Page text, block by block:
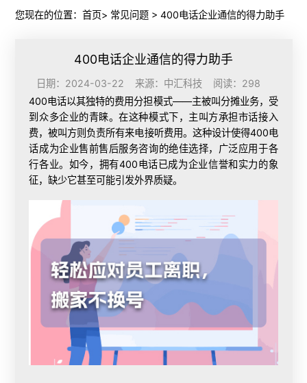
您现在的位置： 首页> 常见问题> 400电话企业通信的得力助手
400电话企业通信的得力助手
日期：2024-03-22 来源：中汇科技 阅读：298
400电话以其独特的费用分担模式——主被叫分摊业务，受
到众多企业的青睐。在这种模式下，主叫方承担市话接入
费，被叫方则负责所有来电接听费用。这种设计使得400电
话成为企业售前售后服务咨询的绝佳选择，广泛应用于各
行各业。如今，拥有400电话已成为企业信誉和实力的象
征，缺少它甚至可能引发外界质疑。